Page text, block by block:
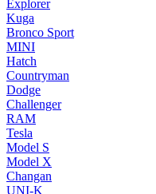
Explorer
Kuga
Bronco Sport
MINI
Hatch
Countryman
Dodge
Challenger
RAM
Tesla
Model S
Model X
Changan
UNI-K